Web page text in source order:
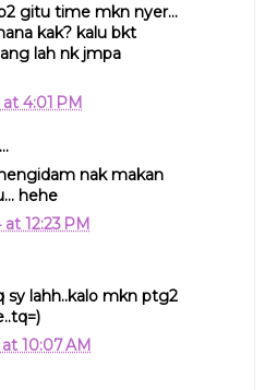
gitu time mkn nyer...
kak? kalu bkt
lah nk jmpa
4:01 PM
nak makan
hehe
12:23 PM
sy lahh..kalo mkn ptg2
10:07 AM